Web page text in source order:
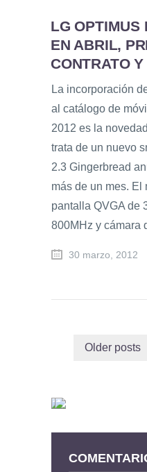
LG OPTIMUS
EN ABRIL,
CONTRATO
La incorporación
al catálogo de
2012 es la
trata de un nuevo
2.3 Gingerbread
más de un mes. El
pantalla QVGA de
800MHz y cámara
30 marzo, 2012
Older posts